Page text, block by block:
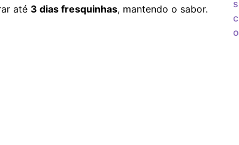
até 3 dias fresquinhas, mantendo o sabor.